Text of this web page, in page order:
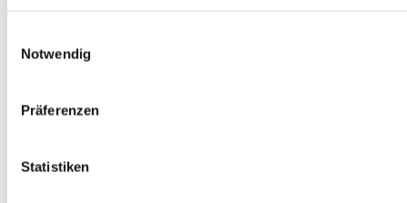
Notwendig
Präferenzen
Statistiken